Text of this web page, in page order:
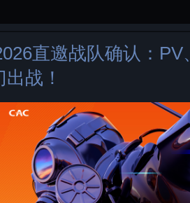
直邀战队确认：
战！